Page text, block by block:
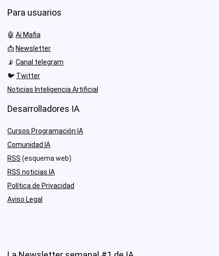
Para usuarios
🤖 Ai Mafia
📩 Newsletter
📡 Canal telegram
🐦 Twitter
Noticias Inteligencia Artificial
Desarrolladores IA
Cursos Programación IA
Comunidad IA
RSS (esquema web)
RSS noticias IA
Política de Privacidad
Aviso Legal